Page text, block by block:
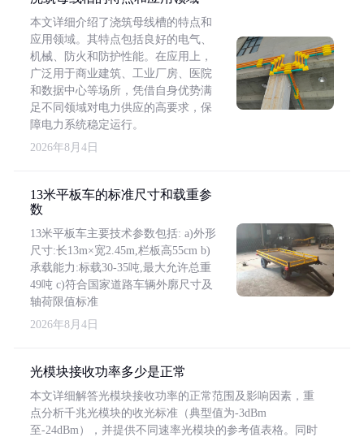
本文详细介绍了浇筑母线槽的特点和
应用领域。其特点包括良好的电气、
机械、防火和防护性能。在应用上，
广泛用于商业建筑、工业厂房、医院
和数据中心等场所，凭借自身优势满
足不同领域对电力供应的高要求，保
障电力系统稳定运行。
2026年8月4日
13米平板车的标准尺寸和载重参
数
13米平板车主要技术参数包括: a)外形
尺寸:长13m×宽2.45m,栏板高55cm b)
承载能力:标载30-35吨,最大允许总重
49吨 c)符合国家道路车辆外廓尺寸及
轴荷限值标准
2026年8月4日
光模块接收功率多少是正常
本文详细解答光模块接收功率的正常范围及影响因素，重
点分析千兆光模块的收光标准（典型值为-3dBm
至-24dBm），并提供不同速率光模块的参考值表格。同时